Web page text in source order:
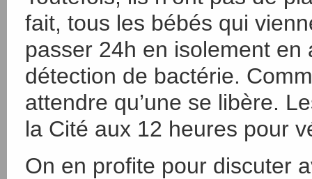
fait, tous les bébés qui
passer 24h en isolement
détection de bactérie.
attendre qu’une se libère.
la Cité aux 12 heures pour
On en profite pour discuter